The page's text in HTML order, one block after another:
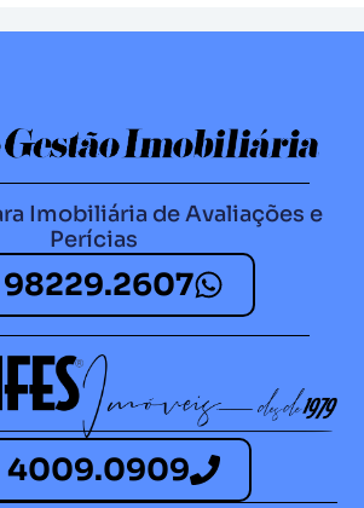
Imobiliária de Avaliações e
Perícias
98229.2607​
4009.0909